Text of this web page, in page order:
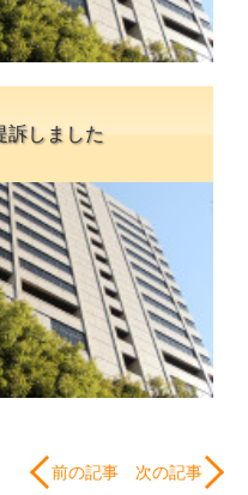
訴しました
次の記事
前の記事